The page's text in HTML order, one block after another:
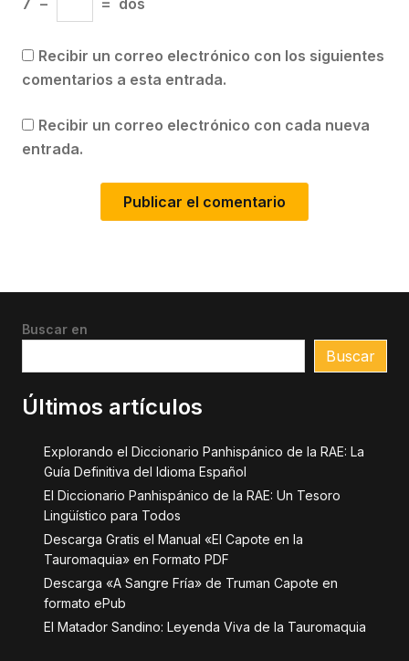
7 − = dos
Recibir un correo electrónico con los siguientes
comentarios a esta entrada.
Recibir un correo electrónico con cada nueva
entrada.
Buscar en
Buscar
Últimos artículos
Explorando el Diccionario Panhispánico de la RAE: La
Guía Definitiva del Idioma Español
El Diccionario Panhispánico de la RAE: Un Tesoro
Lingüístico para Todos
Descarga Gratis el Manual «El Capote en la
Tauromaquia» en Formato PDF
Descarga «A Sangre Fría» de Truman Capote en
formato ePub
El Matador Sandino: Leyenda Viva de la Tauromaquia